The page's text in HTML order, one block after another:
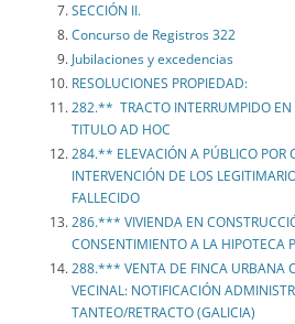
SECCIÓN II.
Concurso de Registros 322
Jubilaciones y excedencias
RESOLUCIONES PROPIEDAD:
282.** TRACTO INTERRUMPIDO EN
TITULO AD HOC
284.** ELEVACIÓN A PÚBLICO POR
INTERVENCIÓN DE LOS
FALLECIDO
286.*** VIVIENDA EN
CONSENTIMIENTO A LA HIPOTECA
288.*** VENTA DE FINCA URBANA
VECINAL: NOTIFICACIÓN
TANTEO/RETRACTO (GALICIA)